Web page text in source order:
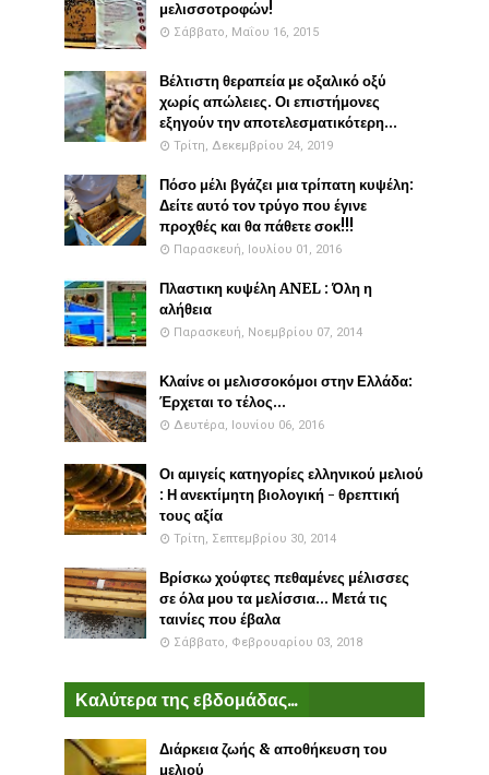
μελισσοτροφών!
Σάββατο, Μαΐου 16, 2015
Βέλτιστη θεραπεία με οξαλικό οξύ
χωρίς απώλειες. Οι επιστήμονες
εξηγούν την αποτελεσματικότερη...
Τρίτη, Δεκεμβρίου 24, 2019
Πόσο μέλι βγάζει μια τρίπατη κυψέλη:
Δείτε αυτό τον τρύγο που έγινε
προχθές και θα πάθετε σοκ!!!
Παρασκευή, Ιουλίου 01, 2016
Πλαστικη κυψέλη ANEL : Όλη η
αλήθεια
Παρασκευή, Νοεμβρίου 07, 2014
Κλαίνε οι μελισσοκόμοι στην Ελλάδα:
Έρχεται το τέλος...
Δευτέρα, Ιουνίου 06, 2016
Οι αμιγείς κατηγορίες ελληνικού μελιού
: Η ανεκτίμητη βιολογική - θρεπτική
τους αξία
Τρίτη, Σεπτεμβρίου 30, 2014
Βρίσκω χούφτες πεθαμένες μέλισσες
σε όλα μου τα μελίσσια... Μετά τις
ταινίες που έβαλα
Σάββατο, Φεβρουαρίου 03, 2018
Καλύτερα της εβδομάδας...
Διάρκεια ζωής & αποθήκευση του
μελιού